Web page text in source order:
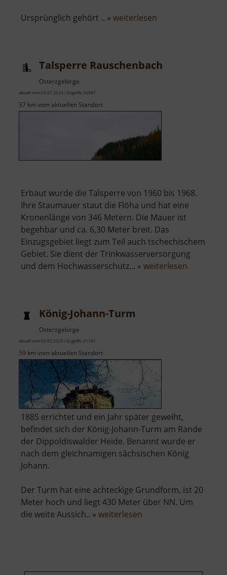
Ursprünglich gehört .. » weiterlesen
Talsperre Rauschenbach
Osterzgebirge
aktuell vom 23.07.2024 / Zugriffe: 56987
37 km vom aktuellen Standort
Erbaut wurde die Talsperre von 1960 bis 1968.
Ihre Staumauer staut die Flöha und hat eine
Kronenlänge von 346 Metern. Die Mauer ist
begehbar und ca. 6,30 Meter breit. Das
Einzugsgebiet liegt zum Teil auch tschechischem
Gebiet. Sie dient der Trinkwasserversorgung
und dem Hochwasserschutz... » weiterlesen
König-Johann-Turm
Osterzgebirge
aktuell vom 02.05.2025 / Zugriffe: 21107
59 km vom aktuellen Standort
1885 errichtet und ein Jahr später geweiht,
befindet sich der König-Johann-Turm am Rande
der Dippoldiswalder Heide. Benannt wurde er
nach dem gleichnamigen sächsischen König
Johann.
Der Turm hat eine achteckige Grundform, ist 20
Meter hoch und liegt 430 Meter über NN. Um
die weite Aussich.. » weiterlesen